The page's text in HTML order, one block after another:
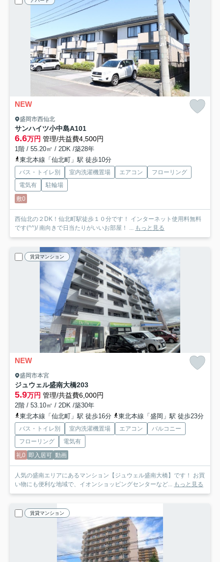
NEW
盛岡市西仙北
サンハイツ小中島A101
6.6万円 管理/共益費4,500円
1階 / 55.20㎡ / 2DK /築28年
東北本線「仙北町」駅 徒歩10分
バス・トイレ別 室内洗濯機置場 エアコン
フローリング
電気有
駐輪場
敷0
西仙北の２DK！仙北町駅徒歩１０分です！ インターネット使用料無料
です(^^)/ 南向きで日当たりがいいお部屋！ ... もっと見る
賃貸マンション
NEW
盛岡市本宮
ジュウェル盛南大橋203
5.9万円 管理/共益費6,000円
2階 / 53.10㎡ / 2DK /築30年
東北本線「仙北町」駅 徒歩16分
東北本線「盛岡」駅 徒歩23分
バス・トイレ別 室内洗濯機置場 エアコン
バルコニー
フローリング
電気有
礼0 即入居可 動画
人気の盛南エリアにあるマンション【ジュウェル盛南大橋】です！ お買
い物にも便利な地域で、イオンショッピングセンターなど... もっと見る
賃貸マンション